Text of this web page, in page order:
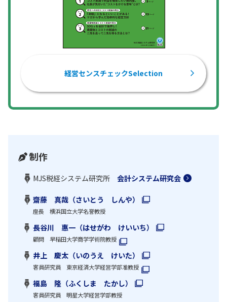
経営センスチェックSelection
制作
MJS税経システム研究所 会計システム研究会
齋藤 真哉（さいとう しんや）
座長 横浜国立大学名誉教授
長谷川 惠一（はせがわ けいいち）
顧問 早稲田大学商学学術院教授
井上 慶太（いのうえ けいた）
客員研究員 東京経済大学経営学部准教授
福島 隆（ふくしま たかし）
客員研究員 明星大学経営学部教授